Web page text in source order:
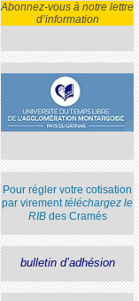
Abonnez-vous à notre lettre
d’information
Pour régler votre cotisation
par virementtéléchargez le
RIBdes Cramés
bulletin d’adhésion